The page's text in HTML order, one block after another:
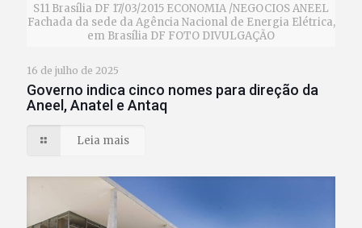
S11 Brasília DF 17/03/2015 ECONOMIA /NEGOCIOS ANEEL
Fachada da sede da Agência Nacional de Energia Elétrica,
em Brasília DF FOTO DIVULGAÇÃO
16 de julho de 2025
Governo indica cinco nomes para direção da
Aneel, Anatel e Antaq
Leia mais